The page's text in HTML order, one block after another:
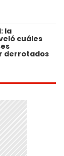
la
cuáles
derrotados